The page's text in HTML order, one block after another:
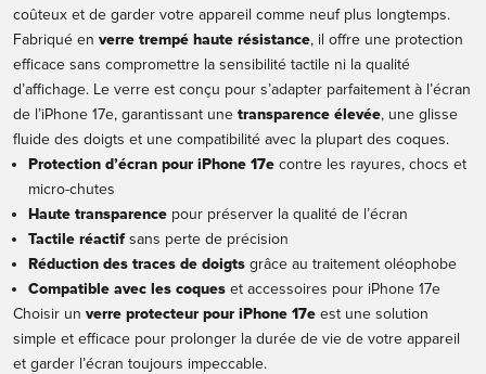
coûteux et de garder votre appareil comme neuf plus longtemps.
Fabriqué en verre trempé haute résistance, il offre une protection
efficace sans compromettre la sensibilité tactile ni la qualité
d’affichage. Le verre est conçu pour s’adapter parfaitement à l’écran
de l’iPhone 17e, garantissant une transparence élevée, une glisse
fluide des doigts et une compatibilité avec la plupart des coques.
Protection d’écran pour iPhone 17e contre les rayures, chocs et
micro-chutes
Haute transparence pour préserver la qualité de l’écran
Tactile réactifsans perte de précision
Réduction des traces de doigts grâce au traitement oléophobe
Compatible avec les coques et accessoires pour iPhone 17e
Choisir un verre protecteur pour iPhone 17e est une solution
simple et efficace pour prolonger la durée de vie de votre appareil
et garder l’écran toujours impeccable.